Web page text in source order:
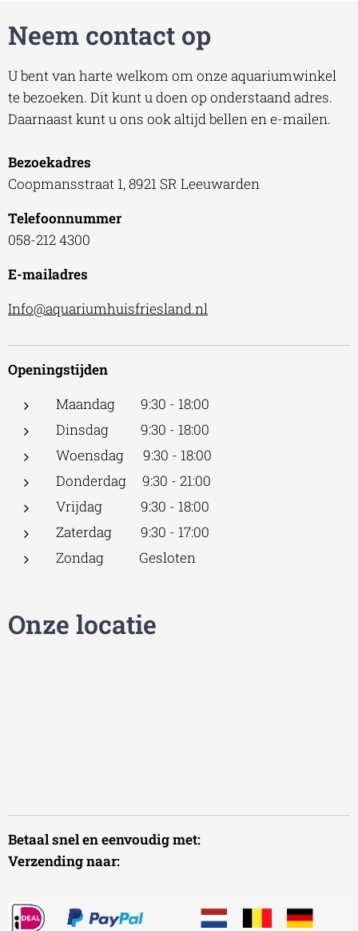
Neem contact op
U bent van harte welkom om onze aquariumwinkel
te bezoeken. Dit kunt u doen op onderstaand adres.
Daarnaast kunt u ons ook altijd bellen en e-mailen.
Bezoekadres
Coopmansstraat 1, 8921 SR Leeuwarden
Telefoonnummer
058-212 4300
E-mailadres
Info@aquariumhuisfriesland.nl
Openingstijden
Maandag 9:30 - 18:00
Dinsdag 9:30 - 18:00
Woensdag 9:30 - 18:00
Donderdag 9:30 - 21:00
Vrijdag 9:30 - 18:00
Zaterdag 9:30 - 17:00
Zondag Gesloten
Onze locatie
Betaal snel en eenvoudig met:
Verzending naar: